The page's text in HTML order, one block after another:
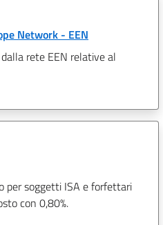
Network - EEN
rete EEN relative al
per soggetti ISA e forfettari
con 0,80%.